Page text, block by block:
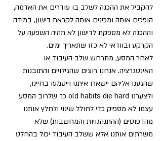
להקביל את ההכנה לשלב בו עודרים את האדמה,
הופכים אותה ומכינים אותה לקראת דישון, במידה
וההכנה לא מספקת לדישון לא תהיה השפעה על
הקרקע ובוודאי לא כזו שתאריך ימים.
לאחר המסע, מתרחש שלב העיבוד או
האינטגרציה. אנחנו רוצים שהגילויים והתובנות
שהגענו אליהם יישארו איתנו וייטמעו בחיינו,
ולצערנו old habits die hard כך שלרוב המסע
עצמו לא מספיק כדי לחולל שינוי ולחלץ אותנו
מהדפוסים (ההתנהגויות והמחשבות) שלא
משרתים אותנו אלא ששלב העיבוד יכול בהחלט